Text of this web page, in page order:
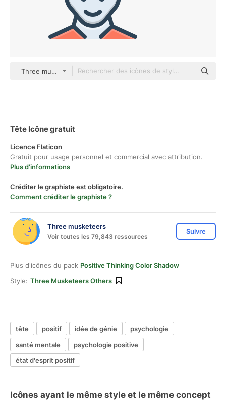
Three musketeers Others
Tête Icône gratuit
Licence Flaticon
Gratuit pour usage personnel et commercial avec attribution.
Plus d'informations
Créditer le graphiste est obligatoire.
Comment créditer le graphiste ?
Three musketeers
Voir toutes les 79,843 ressources
Suivre
Plus d'icônes du pack Positive Thinking Color Shadow
Style: Three Musketeers Others
tête positif idée de génie
psychologie
santé mentale
psychologie positive
état d'esprit positif
Icônes ayant le même style et le même concept